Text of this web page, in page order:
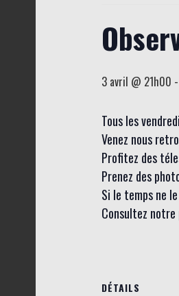
3 avril @ 21h00 -
Tous les
Venez nous
Profitez des
Prenez des
Si le temps ne
Consultez notre
DÉTAILS